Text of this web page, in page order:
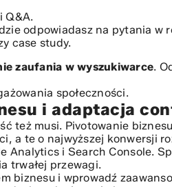
Q&A.
odpowiadasz na pytania w
case study.
zaufania w wyszukiwarce.
społeczności.
i adaptacja
też musi. Pivotowanie
a te o najwyższej konwersji
Analytics i Search Console.
trwałej przewagi.
biznesui wprowadź